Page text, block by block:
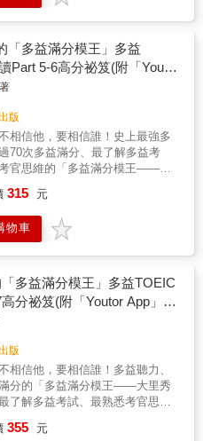
團隊為考生量身打造，命中考點
進場應考，緊扣官方出題趨勢實
次，長期追蹤剖析命題方向。
對該題的比例。對於題目的難易
，考生一目了然，可依此調整準
答案卡」練習畫卡，訓練作答方
平常做模擬試題時，沒有一併練
實際考試才發現加上畫卡竟然手
影響作答時間和節奏！為了真實
情境，每回測驗附有答案卡，供
習畫卡手感。善用「分數預測
估！使用本書的「分數預測
掌握自我實力，並預估實際應考
不斷進步。《TOEIC L&R TEST
解密3》特色介紹5回模擬試題，
際測驗！本書收錄「100 x 5回」
力模擬試題，包括Part 1「照片描
「應答問題」、Part 3「簡短對
步調！完整題型，攻克弱點！書
益測驗會出現的題型及主題，包
單人照片」、「多人照片」、「沒
，Part 2的「Wh-問句」「Yes/No
定疑問句」、「二選一問句」、
及「陳述句」，Part 3的「與同事
與客戶的對話」、「與朋友的對
4的「電話留言」、「機場、車
賣場促銷」、「天氣預報」等主
整練習到所有多益題型，針對自
外，也於Part 6、Part 7教授分析
法，可培養高水準的文章理解能
的片語，助考生增加字彙量同時
心。【特色四】收錄仿真模擬測
，可同時練習閱讀測驗所有大題
Actual Test全面彙整多益閱讀所
藉由每日演練來增加應試臨場感
衡學習。長篇閱讀部分主要採用
型難度更高的報導式文章
成，使考生能養成掌握複雜句結
派老師│各大企業指定多益
申芷熙老師│教育博士/英語教學
…等文章類型一次搞定！附QR碼
音檔，走路、睡覺、開車、做菜
來看的狀態，都能用「聽」的提
8 週基礎文法句構訓練，不但把
要回來，再進一步推升實力！如
英語檢定考試中苦於文法錯誤或
到模糊不清，本書是您重拾自信
藉由一開始 8 週的系統化訓練，
能這樣考」的小單元，帶領您逐
礎，全面掌握多益必考的文法核
主題，從最基本的句子結構
，到各類詞性及其用法（Week
動詞的五大類型與時態（Week
（不定詞、動名詞、分詞）的正
05-06 聚焦連接詞，讓你在組織
手。隨後，Week 07 幫助你掌握
語氣，應對假設條件的複雜句
08 涵蓋附加問句、比較句型
特殊結構，讓你在面對各種句型
本書不僅是文法復習的利器，還
和練習題，幫助你鞏固所學內
這本書都能助你一次性攻克文法
「多益滿分模王」多益
Part 5-6高分祕笈(附「Youtor
虛擬點讀筆)
著
版
相信他，要相信誰！史上最強多
70次多益滿分、最了解多益考
官思維的「多益滿分模王——濵
考生的「多益閱讀Part 5-6高分祕
滿分模王」濵﨑潤之輔老師，歷
益考題洗禮，首度公開成就70次
輔老師，模擬「考官思維」、破
」、掌握「解題關鍵」，讓你馬
輕鬆破解題目、快速取得分數，
多益滿分990分！■ 史上最強多益
次滿分的「多益滿分模王」！史
過70次滿分的「多益滿分模王：
師」，歷經20,000題考題洗禮，
解多益考試。多益滿分模王模擬
析必考題型，帶領所有考生越過
到滿分990分！■ 「多益滿分模
315 元
物車
多益滿分模王」多益TOEIC
分祕笈(附「Youtor App」內
點讀筆)
版
相信他，要相信誰！多益聽力、
分的「多益滿分模王——大里秀
了解多益考試、最熟悉考官思
幫助考生的「多益閱讀Part 7高分
355 元